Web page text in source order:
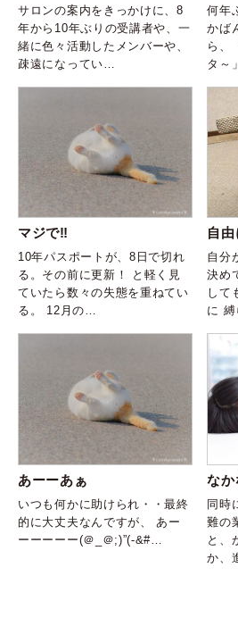
サロンの案内をきっかけに、8
年から10年ぶりの受講者や、一
緒に色々活動したメンバーや、
疎遠になってい…
何年
かば
ら、
タ～
マジで‼️
10年パスポートが、8日で切れ
る。その前に更新！ と軽く見
ていたら数々の失態を重ねてい
る。 12月の…
自
自分
決め
して
に
あーーあぁ
いつも何かに助けられ・・最終
的に大丈夫なんですが、 あー
ーーーーー(＠_＠;)”(-&#…
なか
同時
難の
と、
か、